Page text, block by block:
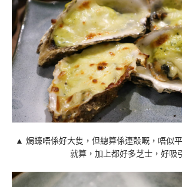
▲ 焗蠔唔係好大隻，但總算係連殻嘅，唔似
就算，加上都好多芝士，好吸